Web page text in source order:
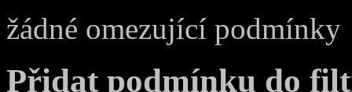
žádné omezující podmínky
Přidat podmínku do